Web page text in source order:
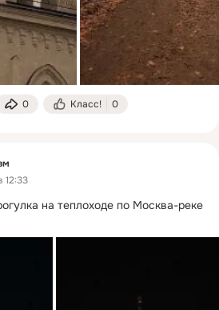
0 Класс! 0
12:33
на теплоходе по Москва-реке